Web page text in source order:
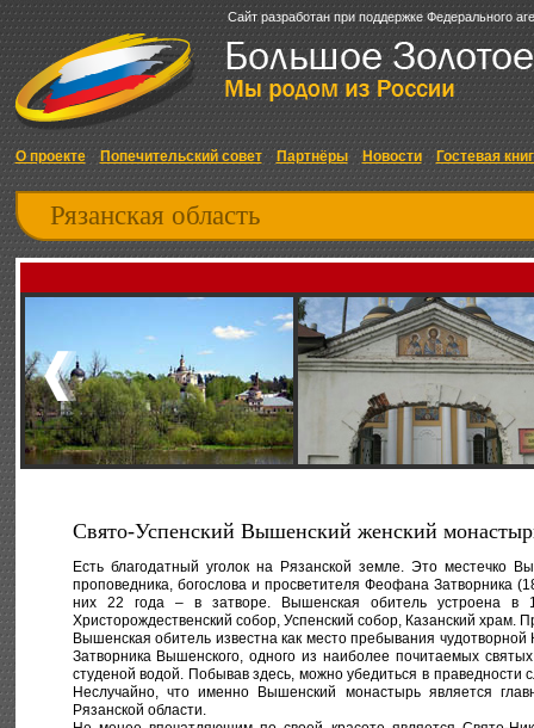
Сайт разработан при поддержке Федерального
О проекте Попечительский совет Партнёры Новости Гостевая
Рязанская область
Свято-Успенский Вышенский женский
Есть благодатный уголок на Рязанской земле. Это
проповедника, богослова и просветителя Феофана Затворника
них 22 года – в затворе. Вышенская обитель устроена в
Христорождественский собор, Успенский собор, Казанский храм.
Вышенская обитель известна как место пребывания
Затворника Вышенского, одного из наиболее почитаемых
студеной водой. Побывав здесь, можно убедиться в
Неслучайно, что именно Вышенский монастырь является
Рязанской области.